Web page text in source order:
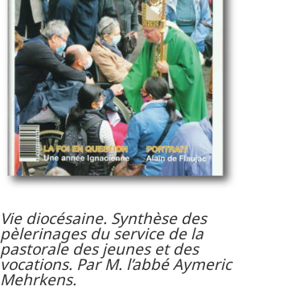
Vie diocésaine. Synthèse des
pèlerinages du service de la
pastorale des jeunes et des
vocations. Par M. l’abbé Aymeric
Mehrkens.